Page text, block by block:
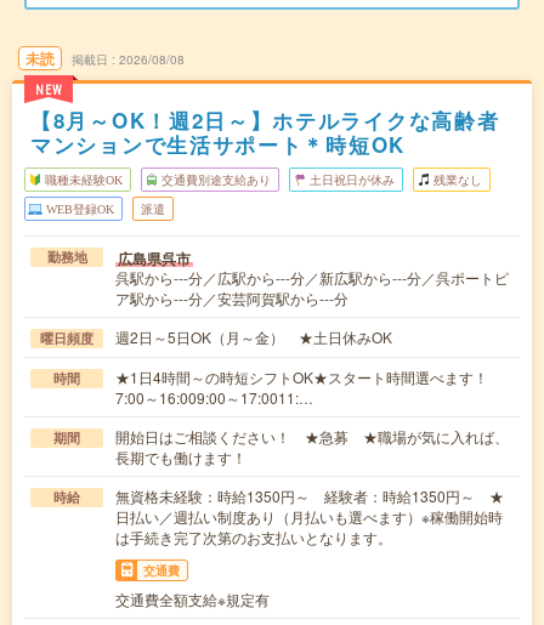
未読
NEW
掲載日 2026/08/08
【8月～OK！週2日～】ホテルライクな高齢者
マンションで生活サポート＊時短OK
職種未経験OK 交通費別途支給あり 土日祝日が休み 残業なし
WEB登録OK 派遣
勤務地 広島県呉市
呉駅から---分／広駅から---分／新広駅から---分／呉ポートピ
ア駅から---分／安芸阿賀駅から---分
曜日頻度 週2日～5日OK（月～金） ★土日休みOK
時間
★1日4時間～の時短シフトOK★スタート時間選べます！
7:00～16:009:00～17:0011:…
期間
開始日はご相談ください！ ★急募 ★職場が気に入れば、
長期でも働けます！
時給
無資格未経験：時給1350円～ 経験者：時給1350円～ ★
日払い／週払い制度あり（月払いも選べます）※稼働開始時
は手続き完了次第のお支払いとなります。
交通費
交通費全額支給※規定有